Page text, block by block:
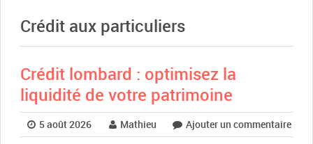
Crédit aux particuliers
Crédit lombard : optimisez la
liquidité de votre patrimoine
5 août 2026 Mathieu Ajouter un commentaire